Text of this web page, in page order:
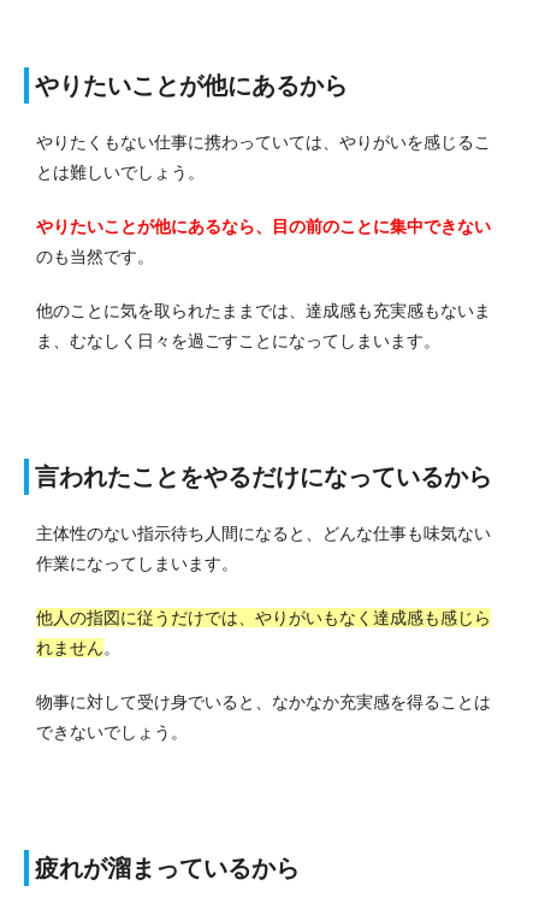
やりたいことが他にあるから
やりたくもない仕事に携わっていては、やりがいを感じるこ
とは難しいでしょう。
やりたいことが他にあるなら、目の前のことに集中できない
のも当然です。
他のことに気を取られたままでは、達成感も充実感もないま
ま、むなしく日々を過ごすことになってしまいます。
言われたことをやるだけになっているから
主体性のない指示待ち人間になると、どんな仕事も味気ない
作業になってしまいます。
他人の指図に従うだけでは、やりがいもなく達成感も感じら
れません。
物事に対して受け身でいると、なかなか充実感を得ることは
できないでしょう。
疲れが溜まっているから